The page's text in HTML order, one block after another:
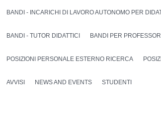
BANDI - INCARICHI DI LAVORO AUTONOMO PER
BANDI - TUTOR DIDATTICI BANDI PER
POSIZIONI PERSONALE ESTERNO RICERCA
AVVISI NEWS AND EVENTS STUDENTI